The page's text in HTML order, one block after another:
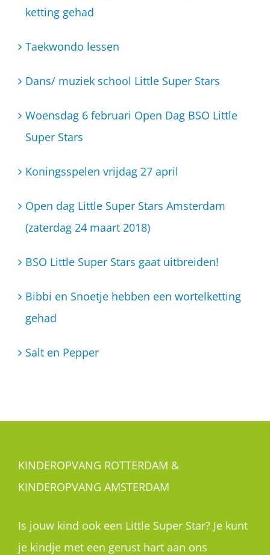
ketting gehad
Taekwondo lessen
Dans/ muziek school Little Super Stars
Woensdag 6 februari Open Dag BSO Little
Super Stars
Koningsspelen vrijdag 27 april
Open dag Little Super Stars Amsterdam
(zaterdag 24 maart 2018)
BSO Little Super Stars gaat uitbreiden!
Bibbi en Snoetje hebben een wortelketting
gehad
Salt en Pepper
KINDEROPVANG ROTTERDAM &
KINDEROPVANG AMSTERDAM
Is jouw kind ook een Little Super Star? Je kunt
je kindje met een gerust hart aan ons